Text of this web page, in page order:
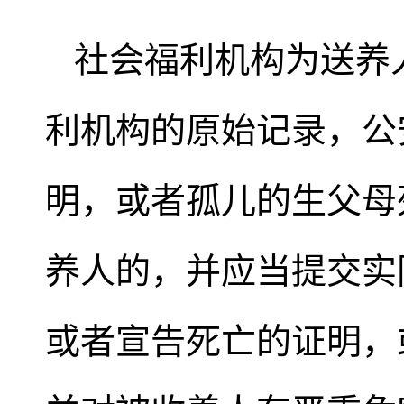
社会福利机构为送
利机构的原始记录，
明，或者孤儿的生父
养人的，并应当提交
或者宣告死亡的证明